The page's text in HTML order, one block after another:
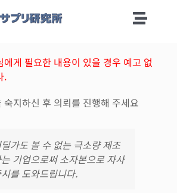
Toggle
사업 설명
에게 필요한 내용이 있을 경우 예고 없
.
숙지하신 후 의뢰를 진행해 주세요
가도 볼 수 없는 극소량 제조
기업으로써 소자본으로 자사
를 도와드립니다.